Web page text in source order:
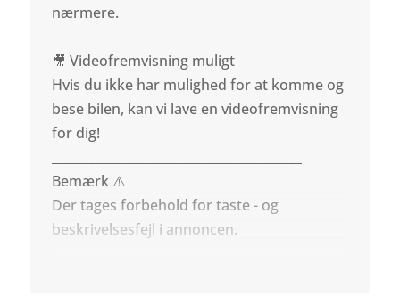
nærmere.
🎥 Videofremvisning muligt
Hvis du ikke har mulighed for at komme og
bese bilen, kan vi lave en videofremvisning
for dig!
Bemærk ⚠️
Der tages forbehold for taste - og
beskrivelsesfejl i annoncen.